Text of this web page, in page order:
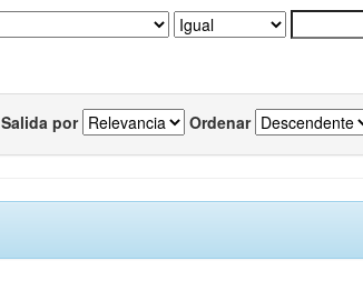
Salida por Ordenar